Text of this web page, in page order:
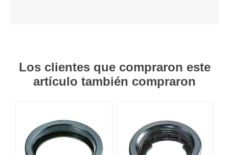
Los clientes que compraron este
artículo también compraron